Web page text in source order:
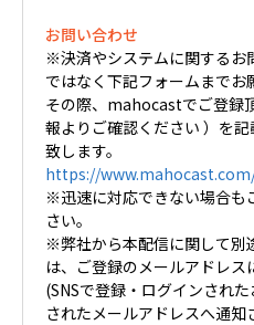
お問い合わせ
※決済やシステムに関するお
ではなく下記フォームまでお
その際、mahocastでご登録
報よりご確認ください ）を
致します。
https://
※迅速に対応できない場合も
さい。
※弊社から本配信に関して別
は、ご登録のメールアドレス
(SNSで登録・ログインされ
されたメールアドレスへ通知